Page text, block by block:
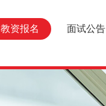
教资报名 面试公告